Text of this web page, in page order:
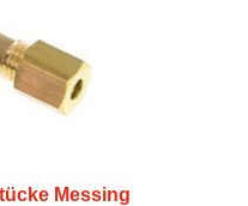
Messing